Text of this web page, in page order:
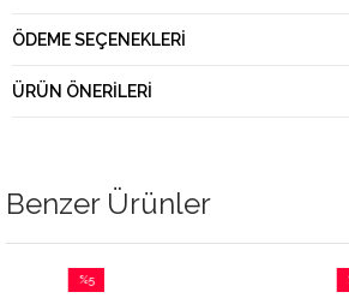
ÖDEME SEÇENEKLERI
ÜRÜN ÖNERILERI
Benzer Ürünler